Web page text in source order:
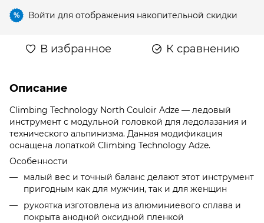
% Войти для отображения накопительной скидки
В избранное К сравнению
Описание
Climbing Technology North Couloir Adze — ледовый
инструмент с модульной головкой для ледолазания и
технического альпинизма. Данная модификация
оснащена лопаткой Climbing Technology Adze.
Особенности
малый вес и точный баланс делают этот инструмент
пригодным как для мужчин, так и для женщин
рукоятка изготовлена ​​из алюминиевого сплава и
покрыта анодной оксидной пленкой